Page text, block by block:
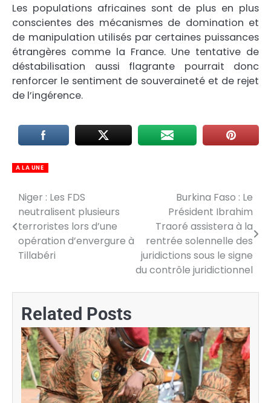
Les populations africaines sont de plus en plus
conscientes des mécanismes de domination et
de manipulation utilisés par certaines puissances
étrangères comme la France. Une tentative de
déstabilisation aussi flagrante pourrait donc
renforcer le sentiment de souveraineté et de rejet
de l’ingérence.
A LA UNE
Navigation
de
l’article
Niger : Les FDS
neutralisent plusieurs
terroristes lors d’une
opération d’envergure à
Tillabéri
Burkina Faso : Le
Président Ibrahim
Traoré assistera à la
rentrée solennelle des
juridictions sous le signe
du contrôle juridictionnel
Related Posts